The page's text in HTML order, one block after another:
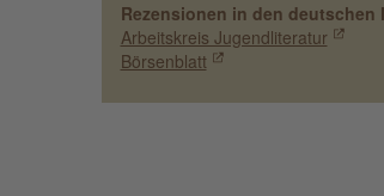
Rezensionen in den deutschen
Arbeitskreis Jugendliteratur
Börsenblatt